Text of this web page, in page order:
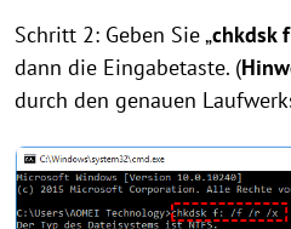
Schritt 2: Geben Sie „chkdsk
dann die Eingabetaste. (
durch den genauen